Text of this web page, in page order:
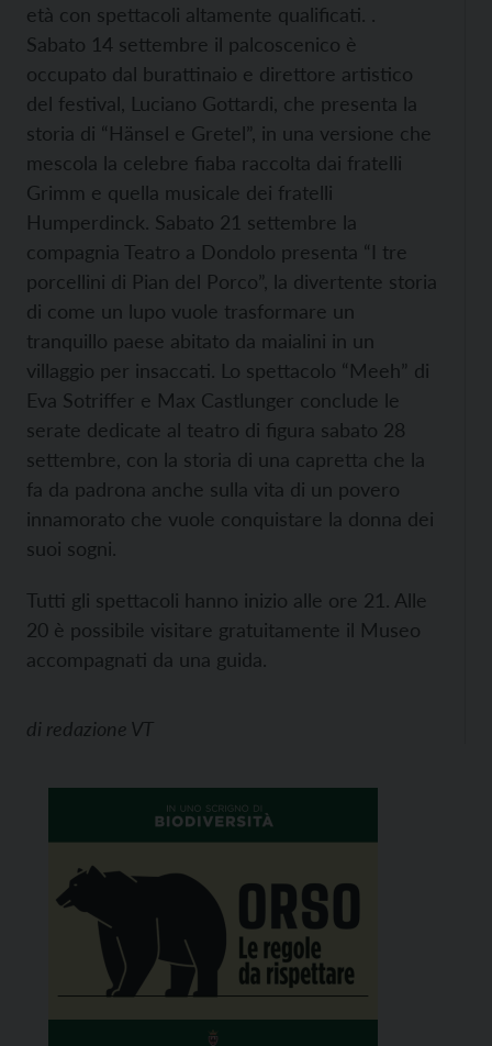
età con spettacoli altamente qualificati. .
Sabato 14 settembre il palcoscenico è
occupato dal burattinaio e direttore artistico
del festival, Luciano Gottardi, che presenta la
storia di “Hänsel e Gretel”, in una versione che
mescola la celebre fiaba raccolta dai fratelli
Grimm e quella musicale dei fratelli
Humperdinck. Sabato 21 settembre la
compagnia Teatro a Dondolo presenta “I tre
porcellini di Pian del Porco”, la divertente storia
di come un lupo vuole trasformare un
tranquillo paese abitato da maialini in un
villaggio per insaccati. Lo spettacolo “Meeh” di
Eva Sotriffer e Max Castlunger conclude le
serate dedicate al teatro di figura sabato 28
settembre, con la storia di una capretta che la
fa da padrona anche sulla vita di un povero
innamorato che vuole conquistare la donna dei
suoi sogni.
Tutti gli spettacoli hanno inizio alle ore 21. Alle
20 è possibile visitare gratuitamente il Museo
accompagnati da una guida.
di redazione VT